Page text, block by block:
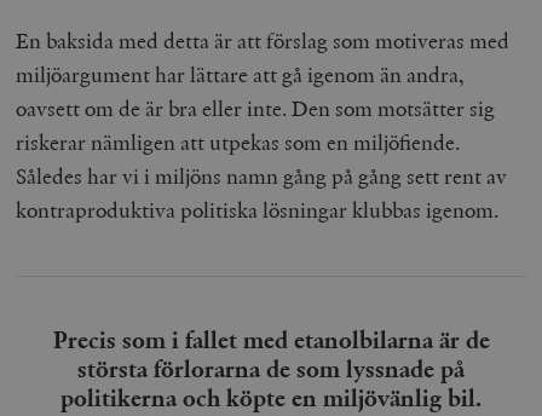
En baksida med detta är att förslag som motiveras med
miljöargument har lättare att gå igenom än andra,
oavsett om de är bra eller inte. Den som motsätter sig
riskerar nämligen att utpekas som en miljöfiende.
Således har vi i miljöns namn gång på gång sett rent av
kontraproduktiva politiska lösningar klubbas igenom.
Precis som i fallet med etanolbilarna är de
största förlorarna de som lyssnade på
politikerna och köpte en miljövänlig bil.